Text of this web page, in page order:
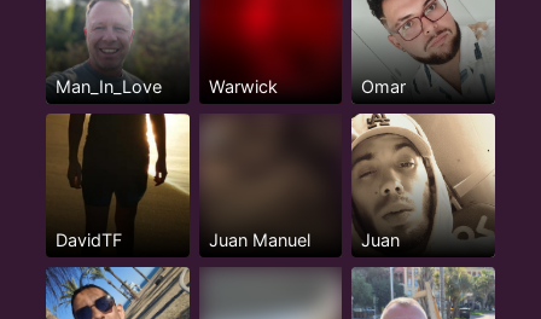
Man_In_Love Warwick Omar
DavidTF Juan Manuel Juan